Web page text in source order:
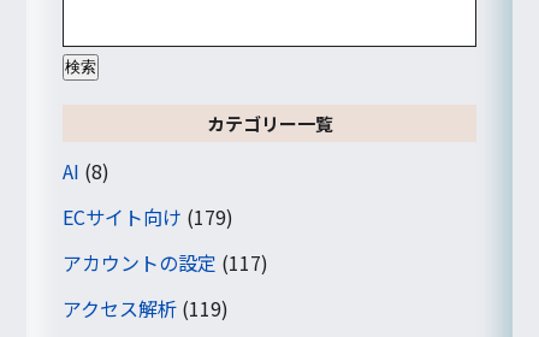
カテゴリー一覧
AI (8)
ECサイト向け (179)
アカウントの設定 (117)
アクセス解析 (119)